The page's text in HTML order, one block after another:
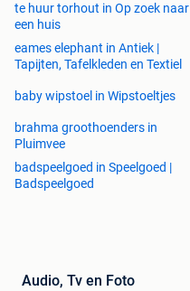
te huur torhout in Op zoek naar
een huis
eames elephant in Antiek |
Tapijten, Tafelkleden en Textiel
baby wipstoel in Wipstoeltjes
brahma groothoenders in
Pluimvee
badspeelgoed in Speelgoed |
Badspeelgoed
Audio, Tv en Foto